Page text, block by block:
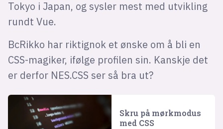
Tokyo i Japan, og sysler mest med utvikling
rundt Vue.
BcRikko har riktignok et ønske om å bli en
CSS-magiker, ifølge profilen sin. Kanskje det
er derfor NES.CSS ser så bra ut?
Skru på mørkmodus
med CSS